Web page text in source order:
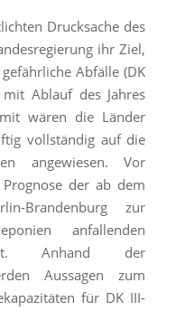
Drucksache des
ihr Ziel,
Abfälle (DK
Ablauf des Jahres
wären die Länder
vollständig auf die
angewiesen. Vor
der ab dem
Brandenburg zur
anfallenden
Anhand der
Aussagen zum
für DK III-